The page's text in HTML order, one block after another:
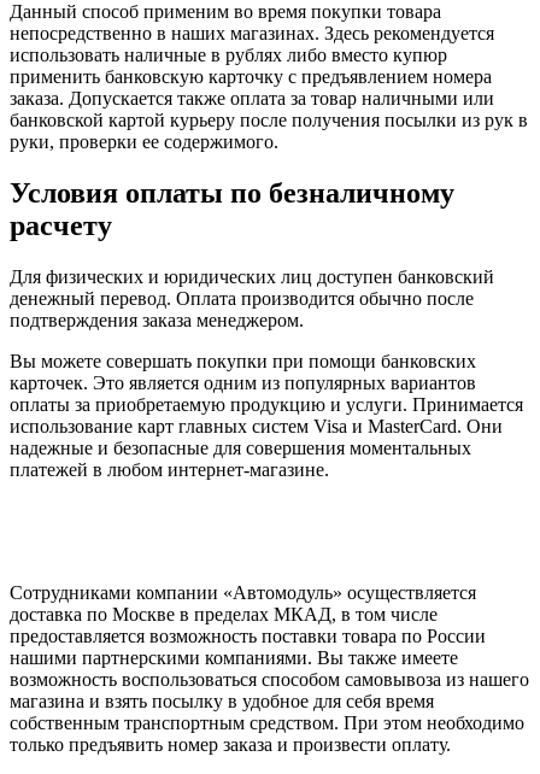
Данный способ применим во время покупки товара
непосредственно в наших магазинах. Здесь рекомендуется
использовать наличные в рублях либо вместо купюр
применить банковскую карточку с предъявлением номера
заказа. Допускается также оплата за товар наличными или
банковской картой курьеру после получения посылки из рук в
руки, проверки ее содержимого.
Условия оплаты по безналичному
расчету
Для физических и юридических лиц доступен банковский
денежный перевод. Оплата производится обычно после
подтверждения заказа менеджером.
Вы можете совершать покупки при помощи банковских
карточек. Это является одним из популярных вариантов
оплаты за приобретаемую продукцию и услуги. Принимается
использование карт главных систем Visa и MasterCard. Они
надежные и безопасные для совершения моментальных
платежей в любом интернет-магазине.
Сотрудниками компании «Автомодуль» осуществляется
доставка по Москве в пределах МКАД, в том числе
предоставляется возможность поставки товара по России
нашими партнерскими компаниями. Вы также имеете
возможность воспользоваться способом самовывоза из нашего
магазина и взять посылку в удобное для себя время
собственным транспортным средством. При этом необходимо
только предъявить номер заказа и произвести оплату.